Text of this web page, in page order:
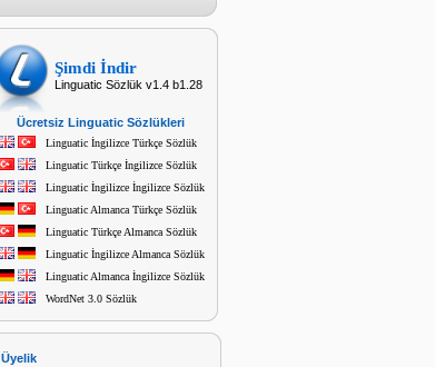
Şimdi İndir
Linguatic Sözlük v1.4 b1.28
Ücretsiz Linguatic Sözlükleri
Linguatic İngilizce Türkçe Sözlük
Linguatic Türkçe İngilizce Sözlük
Linguatic İngilizce İngilizce Sözlük
Linguatic Almanca Türkçe Sözlük
Linguatic Türkçe Almanca Sözlük
Linguatic İngilizce Almanca Sözlük
Linguatic Almanca İngilizce Sözlük
WordNet 3.0 Sözlük
Üyelik